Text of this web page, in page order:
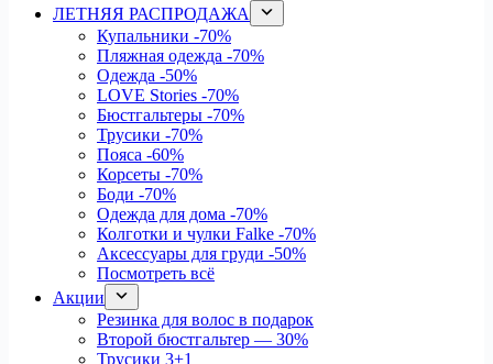
ЛЕТНЯЯ РАСПРОДАЖА
Купальники -70%
Пляжная одежда -70%
Одежда -50%
LOVE Stories -70%
Бюстгальтеры -70%
Трусики -70%
Пояса -60%
Корсеты -70%
Боди -70%
Одежда для дома -70%
Колготки и чулки Falke -70%
Аксессуары для груди -50%
Посмотреть всё
Акции
Резинка для волос в подарок
Второй бюстгальтер — 30%
Трусики 3+1